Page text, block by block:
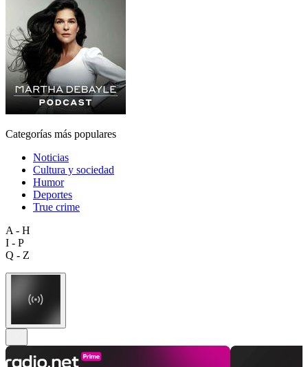
Categorías más populares
Noticias
Cultura y sociedad
Humor
Deportes
True crime
A - H
I - P
Q - Z